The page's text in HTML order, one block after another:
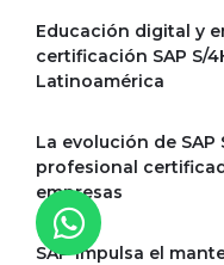
Educación digital y
certificación SAP S/
Latinoamérica
La evolución de SAP
profesional
empresas
SAP impulsa el